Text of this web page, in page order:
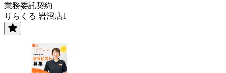
業務委託契約
りらくる 岩沼店1